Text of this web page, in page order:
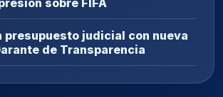
presupuesto judicial con nueva
de Transparencia